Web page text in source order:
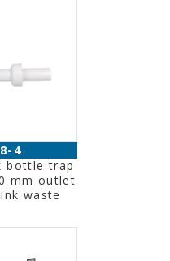
4
bottle trap
mm outlet
waste